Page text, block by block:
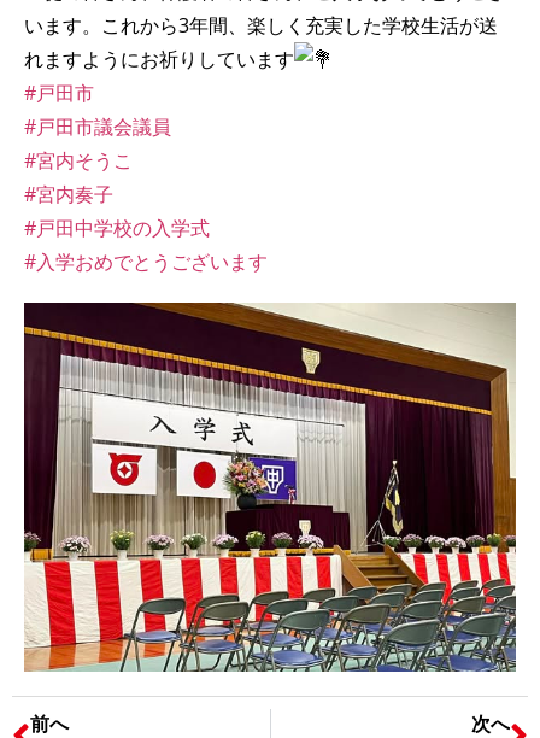
います。これから3年間、楽しく充実した学校生活が送
れますようにお祈りしています
#戸田市
#戸田市議会議員
#宮内そうこ
#宮内奏子
#戸田中学校の入学式
#入学おめでとうございます
前へ 次へ